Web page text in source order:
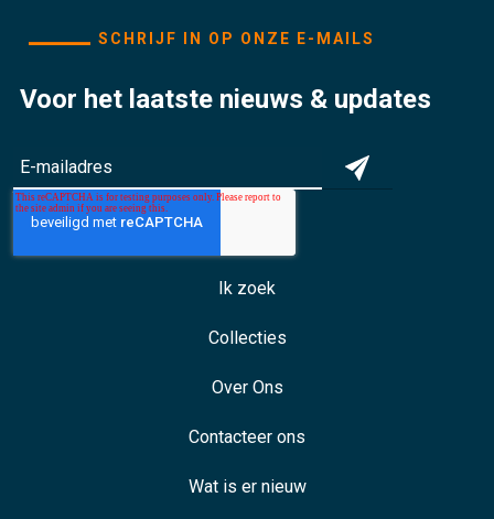
SCHRIJF IN OP ONZE E-MAILS
Voor het laatste nieuws & updates
Ik zoek
Collecties
Over Ons
Contacteer ons
Wat is er nieuw